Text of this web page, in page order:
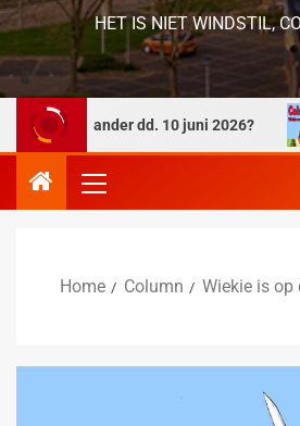
HET IS NIET WINDSTIL,
dd. 10 juni 2026?
Home Column Wiekie is op